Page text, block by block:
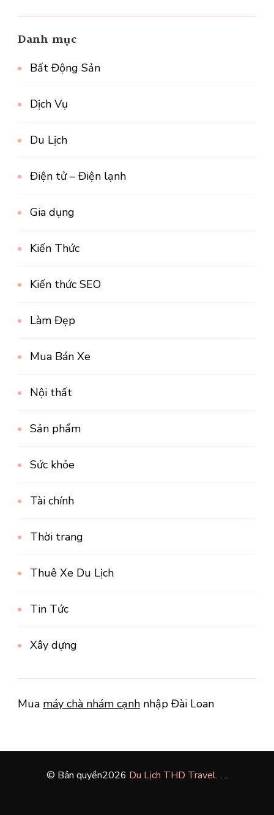
Danh mục
Bất Động Sản
Dịch Vụ
Du Lịch
Điện tử – Điện lạnh
Gia dụng
Kiến Thức
Kiến thức SEO
Làm Đẹp
Mua Bán Xe
Nội thất
Sản phẩm
Sức khỏe
Tài chính
Thời trang
Thuê Xe Du Lịch
Tin Tức
Xây dựng
Mua máy chà nhám cạnh nhập Đài Loan
© Bản quyền2026 Du Lịch THD Travel. . ..